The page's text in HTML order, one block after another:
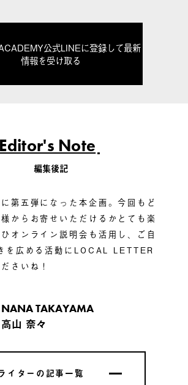
公式LINEに登録して最新
情報を受け取る
Editor's Note
編集後記
第五弾になった本企画。今回もど
からお寄せいただけるかとても楽
オンライン説明会も活用し、ご自
を広める活動にLOCAL LETTER
さいね！
NANA TAKAYAMA
高山 奈々
イターの記事一覧
イターの記事一覧